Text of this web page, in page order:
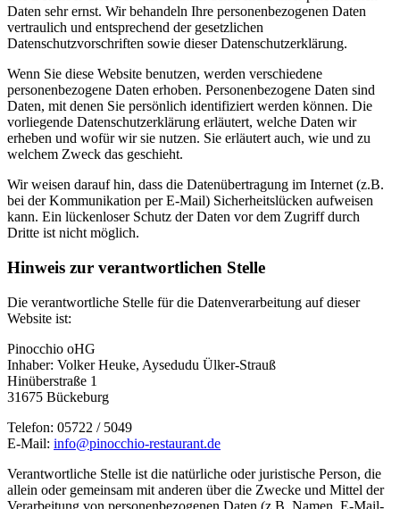
Daten sehr ernst. Wir behandeln Ihre personenbezogenen Daten
vertraulich und entsprechend der gesetzlichen
Datenschutzvorschriften sowie dieser Datenschutzerklärung.
Wenn Sie diese Website benutzen, werden verschiedene
personenbezogene Daten erhoben. Personenbezogene Daten sind
Daten, mit denen Sie persönlich identifiziert werden können. Die
vorliegende Datenschutzerklärung erläutert, welche Daten wir
erheben und wofür wir sie nutzen. Sie erläutert auch, wie und zu
welchem Zweck das geschieht.
Wir weisen darauf hin, dass die Datenübertragung im Internet (z.B.
bei der Kommunikation per E-Mail) Sicherheitslücken aufweisen
kann. Ein lückenloser Schutz der Daten vor dem Zugriff durch
Dritte ist nicht möglich.
Hinweis zur verantwortlichen Stelle
Die verantwortliche Stelle für die Datenverarbeitung auf dieser
Website ist:
Pinocchio oHG
Inhaber: Volker Heuke, Aysedudu Ülker-Strauß
Hinüberstraße 1
31675 Bückeburg
Telefon: 05722 / 5049
E-Mail: info@pinocchio-restaurant.de
Verantwortliche Stelle ist die natürliche oder juristische Person, die
allein oder gemeinsam mit anderen über die Zwecke und Mittel der
Verarbeitung von personenbezogenen Daten (z.B. Namen, E-Mail-